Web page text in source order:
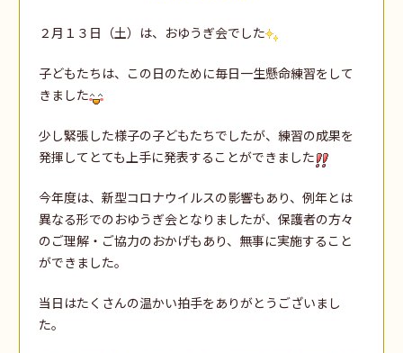
２月１３日（土）は、おゆうぎ会でした
子どもたちは、この日のために毎日一生懸命練習をして
きました
少し緊張した様子の子どもたちでしたが、練習の成果を
発揮してとても上手に発表することができました
今年度は、新型コロナウイルスの影響もあり、例年とは
異なる形でのおゆうぎ会となりましたが、保護者の方々
のご理解・ご協力のおかげもあり、無事に実施すること
ができました。
当日はたくさんの温かい拍手をありがとうございまし
た。